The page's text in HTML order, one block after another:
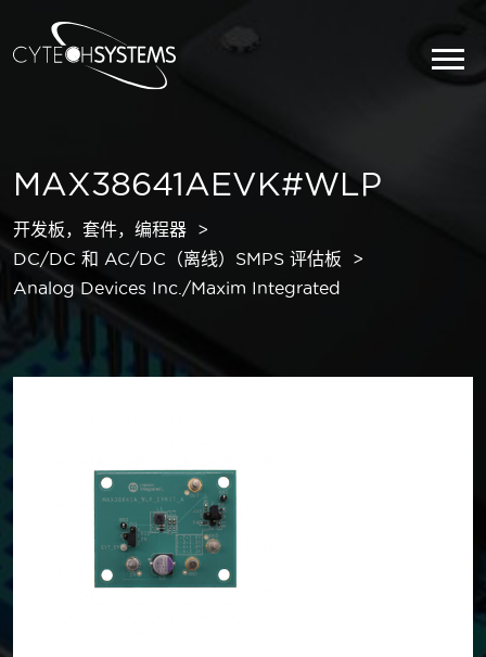
MAX38641AEVK#WLP
开发板，套件，编程器
DC/DC 和 AC/DC（离线）SMPS 评估板
Analog Devices Inc./Maxim Integrated